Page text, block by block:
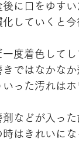
後に口をゆす
化していくと
一度着色して
きではなかな
いった汚れは
剤などが入っ
時はきれいに